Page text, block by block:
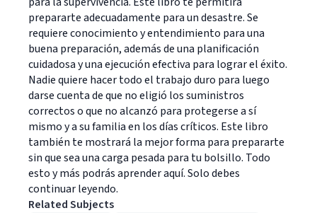
prepararte adecuadamente para un desastre. Se
requiere conocimiento y entendimiento para una
buena preparación, además de una planificación
cuidadosa y una ejecución efectiva para lograr el éxito.
Nadie quiere hacer todo el trabajo duro para luego
darse cuenta de que no eligió los suministros
correctos o que no alcanzó para protegerse a sí
mismo y a su familia en los días críticos. Este libro
también te mostrará la mejor forma para prepararte
sin que sea una carga pesada para tu bolsillo. Todo
esto y más podrás aprender aquí. Solo debes
continuar leyendo.
Related Subjects